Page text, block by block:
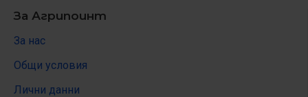
За Агрипоинт
За нас
Общи условия
Лични данни